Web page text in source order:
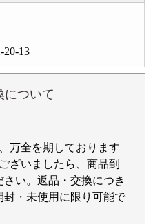
13
について
万全を期しております
ざいましたら、商品到
い。返品・交換につき
封・未使用に限り可能で